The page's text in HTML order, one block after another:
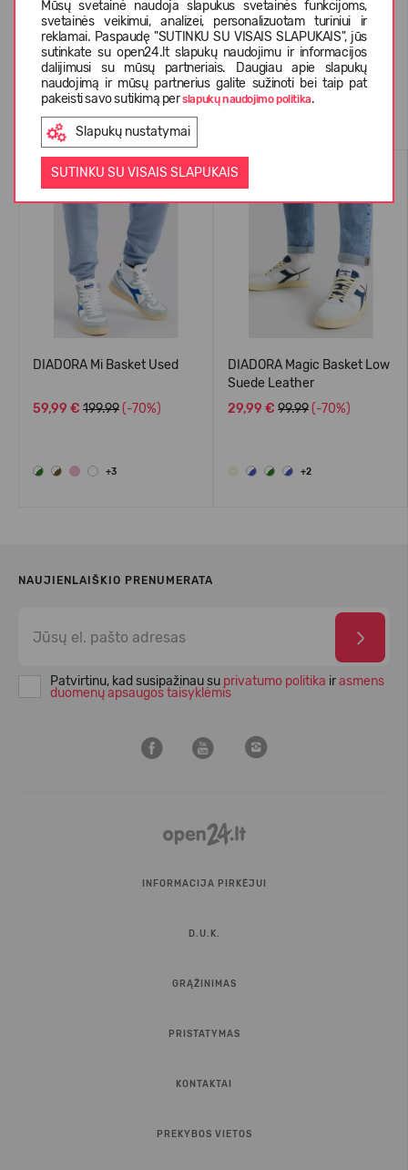
Mūsų svetainė naudoja slapukus svetainės funkcijoms,
svetainės veikimui, analizei, personalizuotam turiniui ir
reklamai. Paspaudę "SUTINKU SU VISAIS SLAPUKAIS", jūs
sutinkate su open24.lt slapukų naudojimu ir informacijos
dalijimusi su mūsų partneriais. Daugiau apie slapukų
naudojimą ir mūsų partnerius galite sužinoti bei taip pat
pakeisti savo sutikimą perslapukų naudojimo politika.
Slapukų nustatymai
SUTINKU SU VISAIS SLAPUKAIS
KLIENTŲ ATSILIEPIMAI (1)
Panašios prekės
-70%
DIADORA Mi Basket Used
59,99 € 199.99 (-70%)
+3
-70%
DIADORA Magic Basket Low
Suede Leather
29,99 € 99.99 (-70%)
+2
NAUJIENLAIŠKIO PRENUMERATA
Patvirtinu, kad susipažinau su privatumo politika irasmens
duomenų apsaugos taisyklėmis
INFORMACIJA PIRKĖJUI
D.U.K.
GRĄŽINIMAS
PRISTATYMAS
KONTAKTAI
PREKYBOS VIETOS